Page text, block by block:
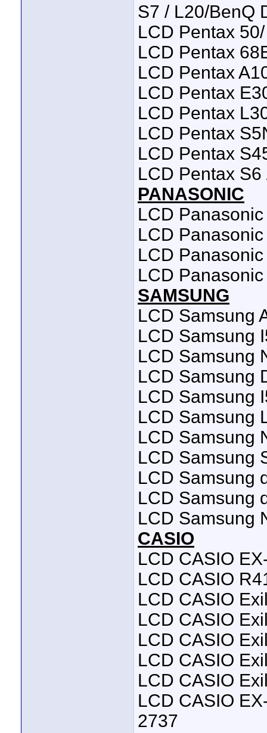
S7 / L20/BenQ
LCD Pentax
LCD Pentax
LCD Pentax
LCD Pentax
LCD Pentax
LCD Pentax
LCD Pentax
LCD Pentax
PANASONIC
LCD
LCD
LCD
LCD
SAMSUNG
LCD Samsung
LCD Samsung
LCD Samsung
LCD Samsung
LCD Samsung
LCD Samsung
LCD Samsung
LCD Samsung
LCD Samsung
LCD Samsung
LCD Samsung
CASIO
LCD CASIO
LCD CASIO
LCD CASIO
LCD CASIO
LCD CASIO
LCD CASIO
LCD CASIO
LCD CASIO
2737